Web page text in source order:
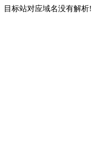
目标站对应域名没有解析!